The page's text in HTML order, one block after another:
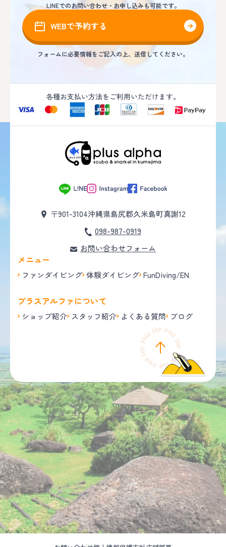
LINEでのお問い合わせ・お申し込みも可能です。
WEBで予約する
フォームに必要情報をご記入の上、送信してください。
各種お支払い方法をご利用いただけます。
〒901-3104沖縄県島尻郡久米島町真謝12
098-987-0919
お問い合わせフォーム
メニュー
ファンダイビング 体験ダイビング FunDiving/EN
プラスアルファについて
ショップ紹介 スタッフ紹介 よくある質問 ブログ